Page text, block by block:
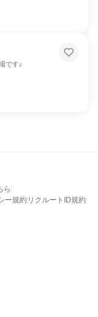
です♪
ら
ー規約 リクルートID規約